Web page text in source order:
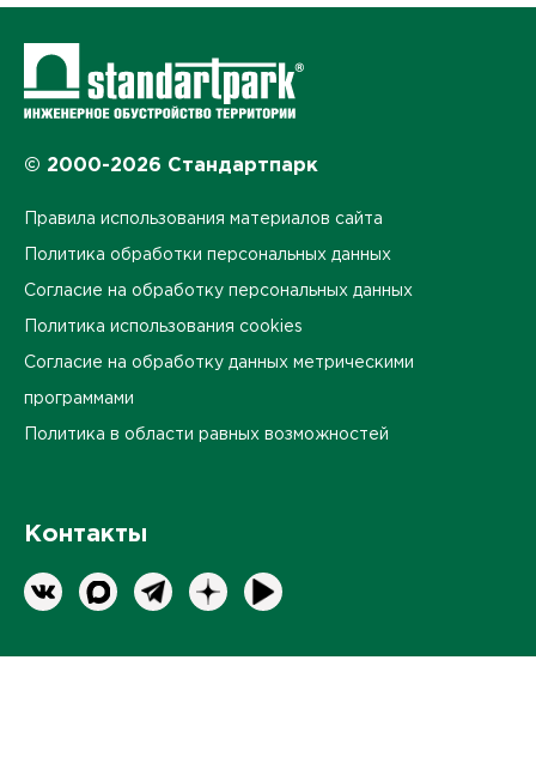
© 2000-2026 Стандартпарк
Правила использования материалов сайта
Политика обработки персональных данных
Согласие на обработку персональных данных
Политика использования cookies
Согласие на обработку данных метрическими
программами
Политика в области равных возможностей
Контакты